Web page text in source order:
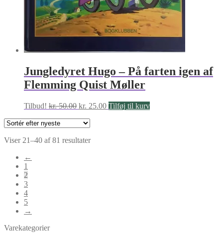
Jungledyret Hugo – På farten igen af
Flemming Quist Møller
Tilbud! kr.50.00 Den
pris
kr. 50.00.
kr. 25.00Den
Tilføj til kurv
Viser 21–40 af 81 resultaterSorteret
←
1
2
3
4
5
→
Varekategorier